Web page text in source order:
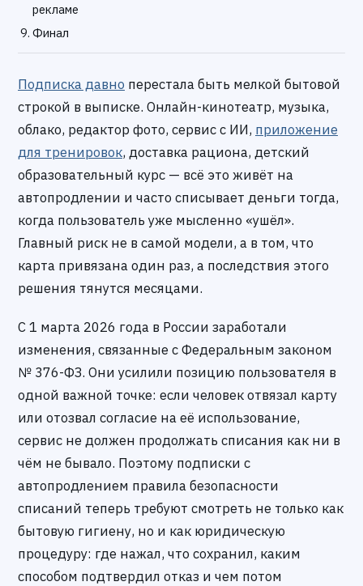
рекламе
Финал
Подписка давно перестала быть мелкой бытовой
строкой в выписке. Онлайн-кинотеатр, музыка,
облако, редактор фото, сервис с ИИ, приложение
для тренировок, доставка рациона, детский
образовательный курс — всё это живёт на
автопродлении и часто списывает деньги тогда,
когда пользователь уже мысленно «ушёл».
Главный риск не в самой модели, а в том, что
карта привязана один раз, а последствия этого
решения тянутся месяцами.
С 1 марта 2026 года в России заработали
изменения, связанные с Федеральным законом
№ 376-ФЗ. Они усилили позицию пользователя в
одной важной точке: если человек отвязал карту
или отозвал согласие на её использование,
сервис не должен продолжать списания как ни в
чём не бывало. Поэтому подписки с
автопродлением правила безопасности
списаний теперь требуют смотреть не только как
бытовую гигиену, но и как юридическую
процедуру: где нажал, что сохранил, каким
способом подтвердил отказ и чем потом